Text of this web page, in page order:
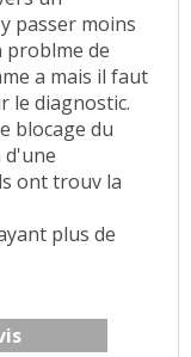
passer moins
problme de
a mais il faut
le diagnostic.
blocage du
ont trouv la
plus de